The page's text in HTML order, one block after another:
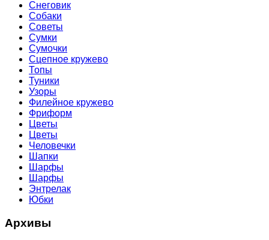
Снеговик
Собаки
Советы
Сумки
Сумочки
Сцепное кружево
Топы
Туники
Узоры
Филейное кружево
Фриформ
Цветы
Цветы
Человечки
Шапки
Шарфы
Шарфы
Энтрелак
Юбки
Архивы